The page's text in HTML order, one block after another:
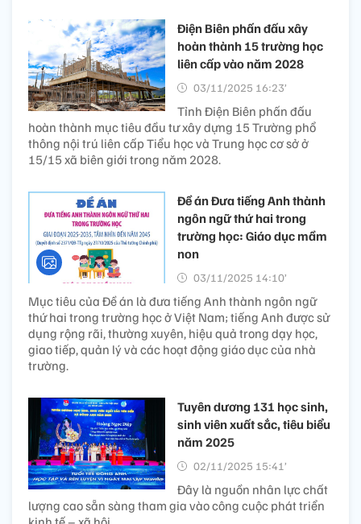
Điện Biên phấn đấu xây
hoàn thành 15 trường học
liên cấp vào năm 2028
03/11/2025 16:23’
Tỉnh Điện Biên phấn đấu
hoàn thành mục tiêu đầu tư xây dựng 15 Trường phổ
thông nội trú liên cấp Tiểu học và Trung học cơ sở ở
15/15 xã biên giới trong năm 2028.
Đề án Đưa tiếng Anh thành
ngôn ngữ thứ hai trong
trường học: Giáo dục mầm
non
03/11/2025 14:10’
Mục tiêu của Đề án là đưa tiếng Anh thành ngôn ngữ
thứ hai trong trường học ở Việt Nam; tiếng Anh được sử
dụng rộng rãi, thường xuyên, hiệu quả trong dạy học,
giao tiếp, quản lý và các hoạt động giáo dục của nhà
trường.
Tuyên dương 131 học sinh,
sinh viên xuất sắc, tiêu biểu
năm 2025
02/11/2025 15:41’
Đây là nguồn nhân lực chất
lượng cao sẵn sàng tham gia vào công cuộc phát triển